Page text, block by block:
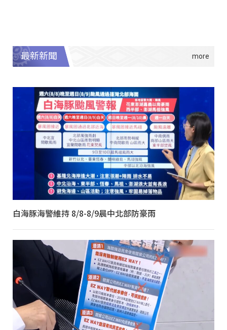
最新新聞
白海豚海警維持 8/8-8/9晨中北部防豪雨